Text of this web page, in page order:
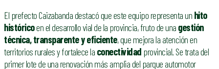
El prefecto Caizabanda destacó que este equipo representa un hito
históricoen el desarrollo vial de la provincia, fruto de una gestión
técnica, transparente y eficiente, que mejora la atención en
territorios rurales y fortalece la conectividad provincial. Se trata del
primer lote de una renovación más amplia del parque automotor